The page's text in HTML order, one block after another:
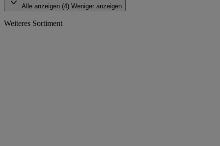
Alle anzeigen (4) Weniger anzeigen
Weiteres Sortiment